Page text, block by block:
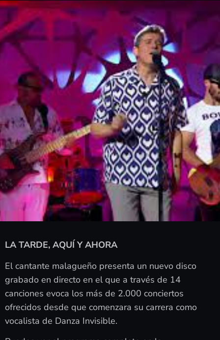
LA TARDE, AQUÍ Y AHORA
El cantante malagueño presenta un nuevo disco
grabado en directo en el que a través de 14
canciones evoca los más de 2.000 conciertos
ofrecidos desde que comenzara su carrera como
vocalista de Danza Invisible.